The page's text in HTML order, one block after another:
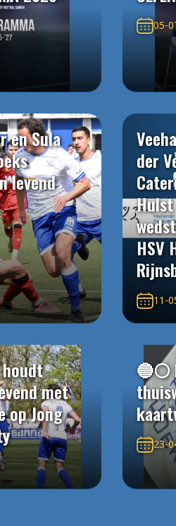
05-
en Sula
levend
der
Hulst
HSV
11-
met
op Jong
🔵⚪️
23-